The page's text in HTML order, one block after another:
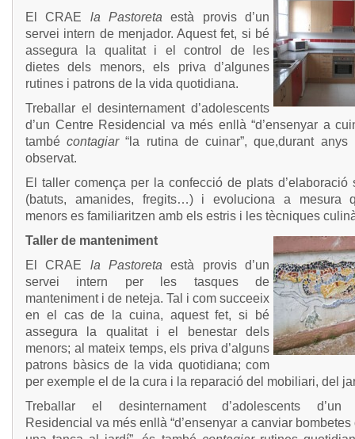
El CRAE la Pastoreta
està provis d’un
servei intern de menjador. Aquest fet, si bé
assegura la qualitat i el control de les
dietes dels menors, els priva d’algunes
rutines i patrons de la vida quotidiana.
Treballar el desinternament d’adolescents
d’un Centre Residencial va més enllà “d’ensenyar a
tambécontagiar“la rutina de cuinar”, que,durant anys
observat.
El taller comença per la confecció de plats d’elaboració
(batuts, amanides, fregits…) i evoluciona a mesura
menors es familiaritzen amb els estris i les tècniques
Taller de manteniment
El CRAE la Pastoreta
està provis d’un
servei intern per les tasques de
manteniment i de neteja. Tal i com succeeix
en el cas de la cuina, aquest fet, si bé
assegura la qualitat i el benestar dels
menors; al mateix temps, els priva d’alguns
patrons bàsics de la vida quotidiana; com
per exemple el de la cura i la reparació del mobiliari, del
Treballar el desinternament d’adolescents d’un
Residencial va més enllà “d’ensenyar a canviar bombetes